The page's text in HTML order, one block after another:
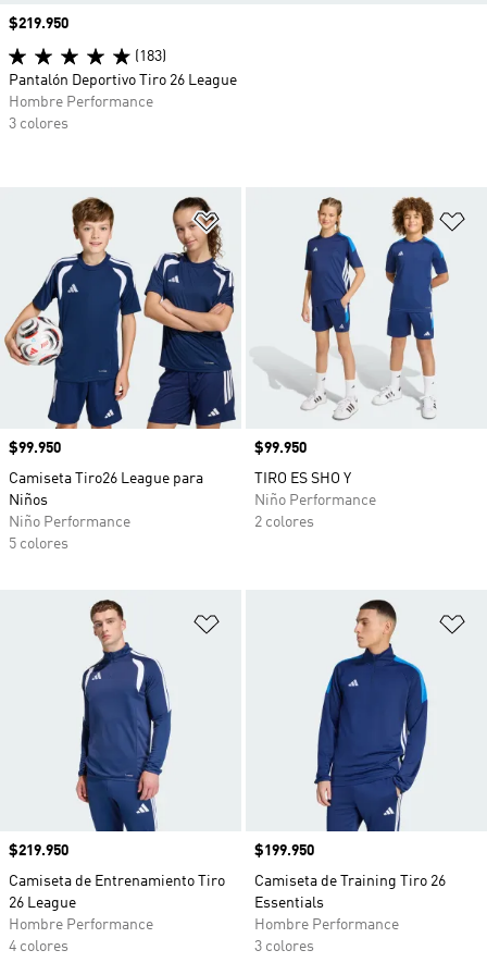
Añadir a la lista de deseos
Precio
$99.950
Camiseta Tiro26 League para
Niños
Niño Performance
5 colores
Precio
$99.950
TIRO ES SHO Y
Niño Performance
2 colores
Añadir a la lista de deseos
Precio
$219.950
Camiseta de Entrenamiento Tiro
26 League
Hombre Performance
4 colores
Precio
$199.950
Camiseta de Training Tiro 26
Essentials
Hombre Performance
3 colores
Precio
$219.950
(183)
Pantalón Deportivo Tiro 26 League
Hombre Performance
3 colores